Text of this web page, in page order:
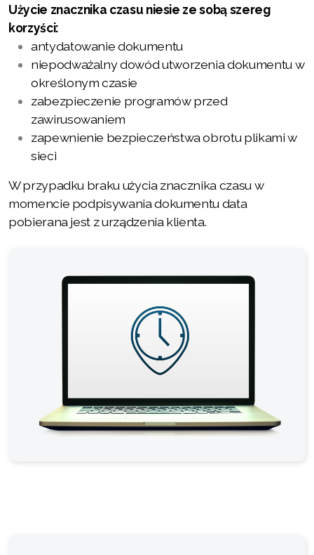
Użycie znacznika czasu niesie ze sobą szereg
korzyści:
antydatowanie dokumentu
niepodważalny dowód utworzenia dokumentu w
określonym czasie
zabezpieczenie programów przed
zawirusowaniem
zapewnienie bezpieczeństwa obrotu plikami w
sieci
W przypadku braku użycia znacznika czasu w
momencie podpisywania dokumentu data
pobierana jest z urządzenia klienta.